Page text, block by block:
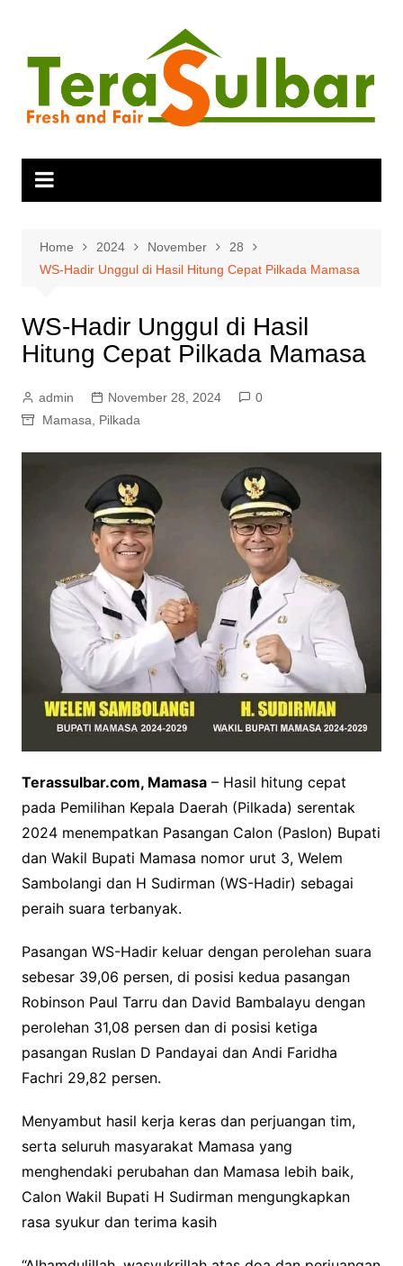
content
Home 2024 November
28
WS-Hadir Unggul di Hasil Hitung Cepat Pilkada Mamasa
WS-Hadir Unggul di Hasil
Hitung Cepat Pilkada Mamasa
admin November 28, 2024
0
Mamasa
Pilkada
Terassulbar.com, Mamasa– Hasil hitung cepat
pada Pemilihan Kepala Daerah (Pilkada) serentak
2024 menempatkan Pasangan Calon (Paslon) Bupati
dan Wakil Bupati Mamasa nomor urut 3, Welem
Sambolangi dan H Sudirman (WS-Hadir) sebagai
peraih suara terbanyak.
Pasangan WS-Hadir keluar dengan perolehan suara
sebesar 39,06 persen, di posisi kedua pasangan
Robinson Paul Tarru dan David Bambalayu dengan
perolehan 31,08 persen dan di posisi ketiga
pasangan Ruslan D Pandayai dan Andi Faridha
Fachri 29,82 persen.
Menyambut hasil kerja keras dan perjuangan tim,
serta seluruh masyarakat Mamasa yang
menghendaki perubahan dan Mamasa lebih baik,
Calon Wakil Bupati H Sudirman mengungkapkan
rasa syukur dan terima kasih